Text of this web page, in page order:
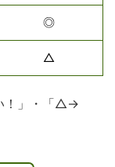
◎
△
！」・「△→